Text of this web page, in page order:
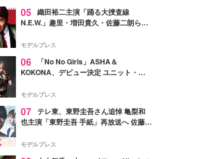
05 織田裕二主演「踊る大捜査線
N.E.W.」趣里・増田貴久・佐藤二朗ら新
徴する“謎のキーワード”も
モデルプレス
06
「No No Girls」ASHA＆
KOKONA、デビュー決定 ユニット・
リリースへ
モデルプレス
07 テレ東、東野圭吾さん追悼 亀梨和
也主演「東野圭吾 手紙」再放送へ 佐藤隆
モデルプレス